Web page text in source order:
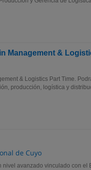
Management &
& Logistics Part Time.
producción, logística y
de Cuyo
nivel avanzado vinculado con el